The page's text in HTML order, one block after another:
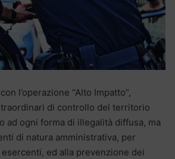
con l’operazione “Alto Impatto”,
di controllo del territorio
ad ogni forma di illegalità diffusa, ma
di natura amministrativa, per
ed alla prevenzione dei